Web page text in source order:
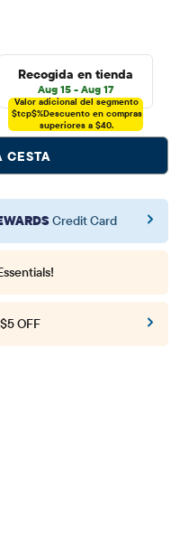
Recogida en tienda
Aug 15 - Aug 17
Valor adicional del segmento
$tcp$%Descuento en compras
superiores a $40.
CESTA
Credit Card
OFF